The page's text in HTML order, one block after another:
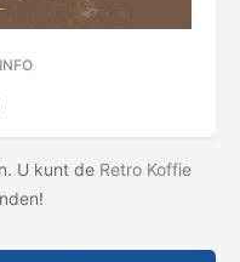
U kunt de Retro Koffie